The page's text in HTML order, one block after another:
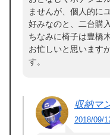
ませんが、個人的に
好みなのと、二台購
ちなみに椅子は豊橋
お忙しいと思います
す。
収納マ
2018/09/